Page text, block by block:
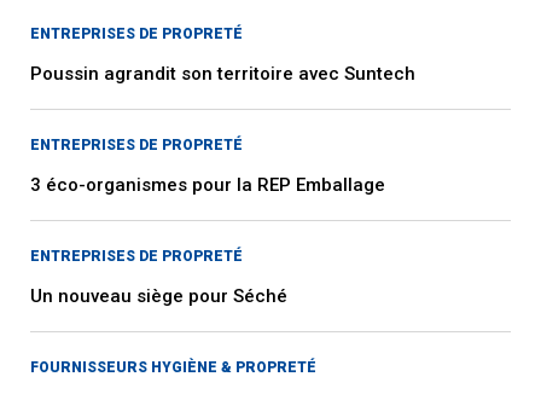
ENTREPRISES DE PROPRETÉ
Poussin agrandit son territoire avec Suntech
ENTREPRISES DE PROPRETÉ
3 éco-organismes pour la REP Emballage
ENTREPRISES DE PROPRETÉ
Un nouveau siège pour Séché
FOURNISSEURS HYGIÈNE & PROPRETÉ